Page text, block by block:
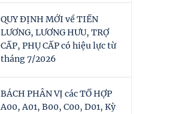
QUY ĐỊNH MỚI về TIỀN
LƯƠNG, LƯƠNG HƯU, TRỢ
CẤP, PHỤ CẤP có hiệu lực từ
tháng 7/2026
BÁCH PHÂN VỊ các TỔ HỢP
A00, A01, B00, C00, D01, Kỳ